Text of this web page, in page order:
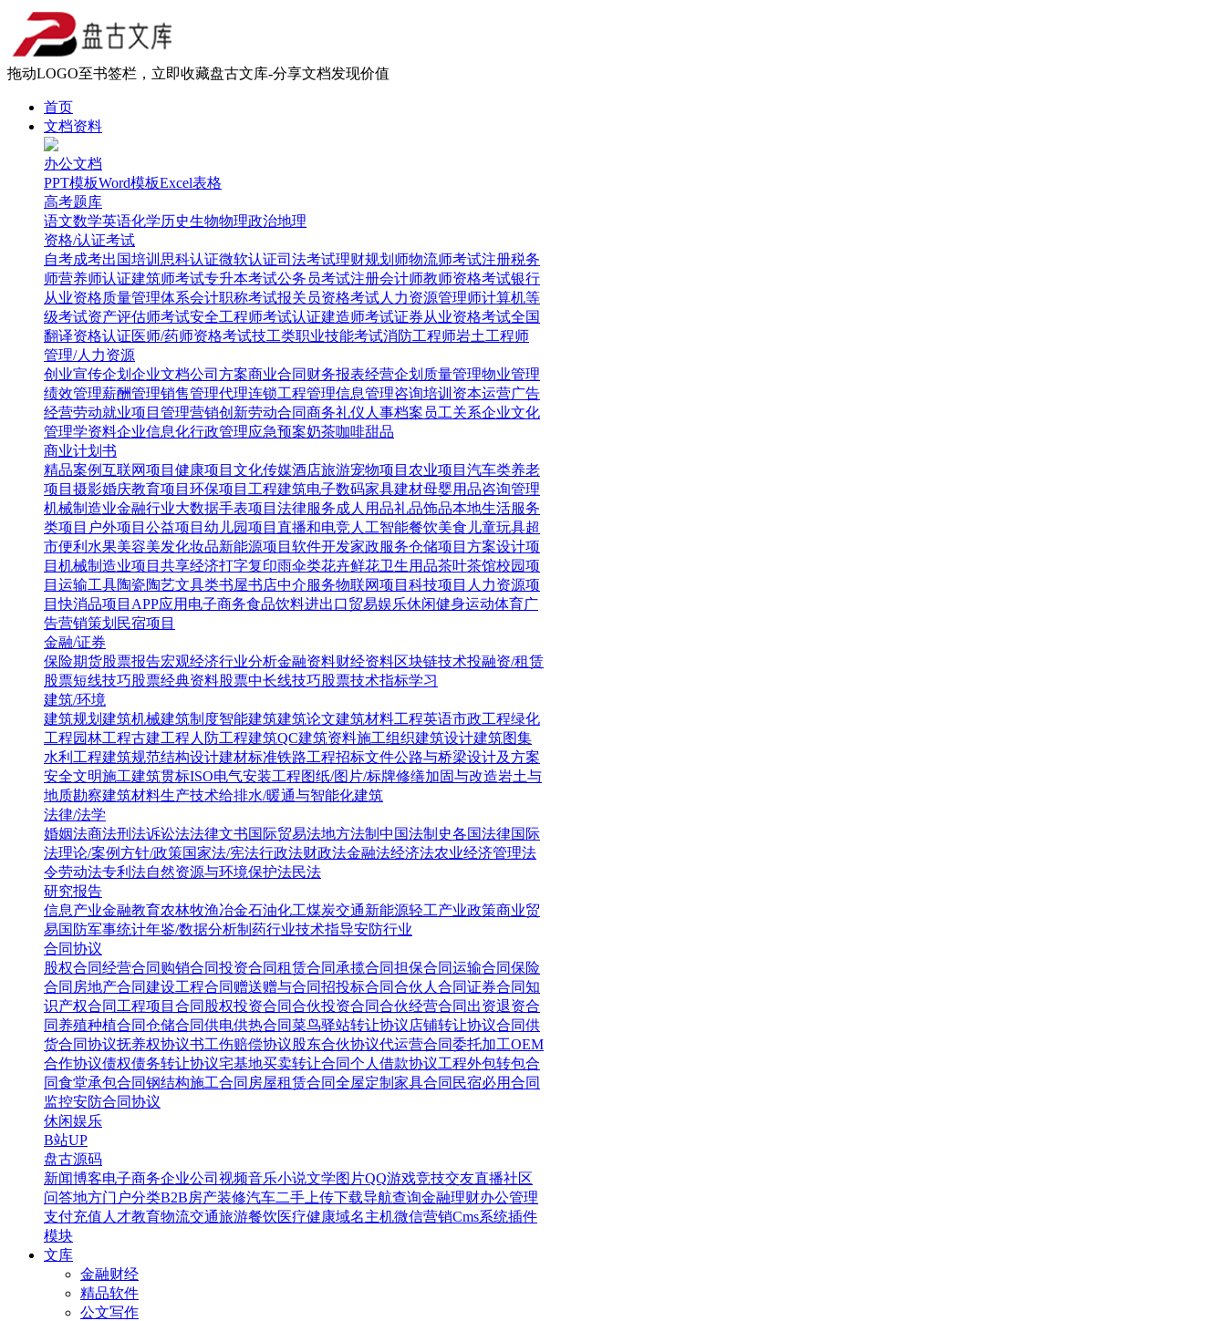
拖动LOGO至书签栏，立即收藏盘古文库-分享文档发现价值
首页
文档资料
办公文档
PPT模板Word模板Excel表格
高考题库
语文数学英语化学历史生物物理政治地理
资格/认证考试
自考成考出国培训 思科认证微软认证司法考试理财规划师物流师考试注册税务
师营养师认证建筑师考试专升本考试公务员考试注册会计师教师资格考试银行
从业资格质量管理体系会计职称考试报关员资格考试人力资源管理师计算机等
级考试资产评估师考试安全工程师考试认证建造师考试证券从业资格考试全国
翻译资格认证医师/药师资格考试技工类职业技能考试消防工程师岩土工程师
管理/人力资源
创业宣传企划 企业文档公司方案商业合同 财务报表经营企划 质量管理物业管理
绩效管理薪酬管理销售管理代理连锁工程管理信息管理咨询培训 资本运营广告
经营劳动就业项目管理营销创新劳动合同商务礼仪 人事档案 员工关系企业文化
管理学资料企业信息化行政管理应急预案奶茶咖啡甜品
商业计划书
精品案例互联网项目 健康项目 文化传媒酒店旅游宠物项目 农业项目 汽车类养老
项目 摄影婚庆教育项目 环保项目 工程建筑电子数码家具建材母婴用品咨询管理
机械制造业金融行业大数据手表项目 法律服务成人用品礼品饰品本地生活服务
类项目 户外项目 公益项目 幼儿园项目 直播和电竞人工智能餐饮美食 儿童玩具超
市便利水果美容美发化妆品新能源项目 软件开发家政服务仓储项目 方案设计项
目 机械制造业项目 共享经济打字复印雨伞类花卉鲜花卫生用品茶叶茶馆校园项
目 运输工具陶瓷陶艺文具类书屋书店中介服务物联网项目 科技项目 人力资源项
目快消品项目 APP应用 电子商务食品饮料进出口贸易娱乐休闲健身运动体育广
告营销策划 民宿项目
金融/证券
保险期货股票报告宏观经济行业分析金融资料财经资料区块链技术投融资/租赁
股票短线技巧股票经典资料股票中长线技巧股票技术指标学习
建筑/环境
建筑规划 建筑机械建筑制度智能建筑建筑论文建筑材料工程英语市政工程绿化
工程园林工程古建工程 人防工程建筑QC建筑资料施工组织建筑设计建筑图集
水利工程建筑规范结构设计建材标准铁路工程招标文件公路与桥梁设计及方案
安全文明施工建筑贯标ISO电气安装工程图纸/图片/标牌修缮加固与改造岩土与
地质勘察建筑材料生产技术给排水/暖通与智能化建筑
法律/法学
婚姻法商法刑法诉讼法法律文书国际贸易法地方法制 中国法制史各国法律国际
法理论/案例方针/政策国家法/宪法行政法财政法金融法经济法农业经济管理法
令劳动法专利法自然资源与环境保护法民法
研究报告
信息产业金融教育农林牧渔冶金石油化工煤炭交通新能源轻工产业政策商业贸
易国防军事统计年鉴/数据分析制药行业技术指导安防行业
合同协议
股权合同经营合同 购销合同投资合同租赁合同 承揽合同担保合同运输合同保险
合同 房地产合同建设工程合同 赠送赠与合同招投标合同合伙人合同证券合同知
识产权合同 工程项目合同 股权投资合同合伙投资合同合伙经营合同 出资退资合
同 养殖种植合同仓储合同供电供热合同菜鸟驿站转让协议店铺转让协议合同供
货合同协议抚养权协议书工伤赔偿协议股东合伙协议代运营合同委托加工OEM
合作协议债权债务转让协议宅基地买卖转让合同个人借款协议工程外包转包合
同食堂承包合同钢结构施工合同 房屋租赁合同全屋定制家具合同 民宿必用合同
监控安防合同协议
休闲娱乐
B站UP
盘古源码
新闻博客电子商务企业公司 视频音乐小说文学图片QQ游戏竞技交友直播社区
问答地方门户分类B2B房产装修汽车二手 上传下载导航查询金融理财办公管理
支付充值 人才教育物流交通旅游餐饮医疗健康域名主机微信营销Cms系统插件
模块
文库
金融财经
精品软件
公文写作